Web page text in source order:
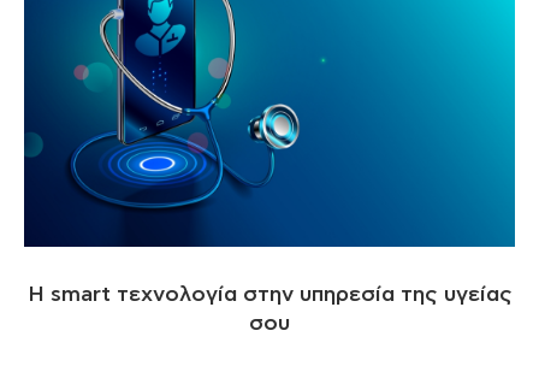
Η smart τεχνολογία στην υπηρεσία της υγείας
σου